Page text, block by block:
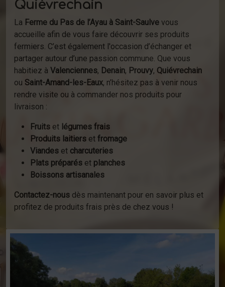
Quiévrechain
La Ferme du Pas de l’Ayau à Saint-Saulve vous
accueille afin de vous faire découvrir ses produits
fermiers. C’est également l'occasion d’échanger et
partager autour d’une passion commune. Que vous
habitiez à Valenciennes, Denain, Prouvy, Quiévrechain
ou Saint-Amand-les-Eaux, n’hésitez pas à venir nous
rendre visite ou à commander nos produits pour
livraison :
Fruits et légumes frais
Produits laitiers et fromage
Viandes et charcuteries
Plats préparés et planches
Boissons artisanales
Contactez-nous dès maintenant pour en savoir plus et
profitez de produits frais près de chez vous !